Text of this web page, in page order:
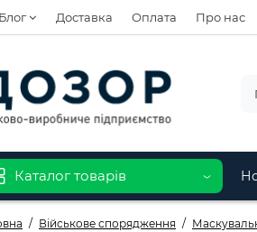
Блог Доставка Оплата Про нас
Каталог товарів
Військове спорядження